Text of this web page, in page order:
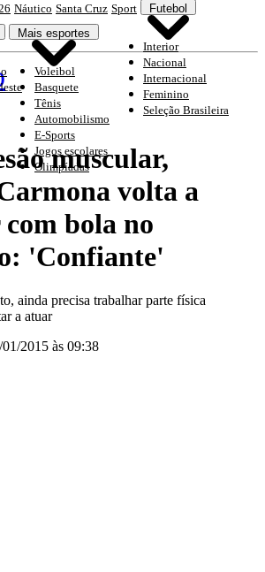
Náutico Santa Cruz Sport Futebol
Interior
Nacional
Internacional
Feminino
Seleção Brasileira
Mais esportes
Voleibol
Basquete
Tênis
Automobilismo
E-Sports
Jogos escolares
Olimpíadas
muscular,
volta a
bola no
'Confiante'
ainda precisa trabalhar parte física
a atuar
01/2015 às 09:38